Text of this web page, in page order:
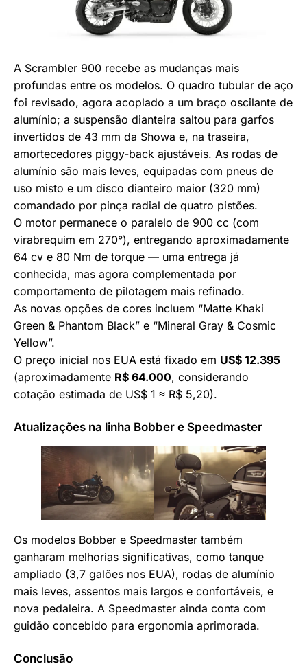
A Scrambler 900 recebe as mudanças mais
profundas entre os modelos. O quadro tubular de aço
foi revisado, agora acoplado a um braço oscilante de
alumínio; a suspensão dianteira saltou para garfos
invertidos de 43 mm da Showa e, na traseira,
amortecedores piggy-back ajustáveis. As rodas de
alumínio são mais leves, equipadas com pneus de
uso misto e um disco dianteiro maior (320 mm)
comandado por pinça radial de quatro pistões.
O motor permanece o paralelo de 900 cc (com
virabrequim em 270°), entregando aproximadamente
64 cv e 80 Nm de torque — uma entrega já
conhecida, mas agora complementada por
comportamento de pilotagem mais refinado.
As novas opções de cores incluem “Matte Khaki
Green & Phantom Black” e “Mineral Gray & Cosmic
Yellow”.
O preço inicial nos EUA está fixado em US$ 12.395
(aproximadamente R$ 64.000, considerando
cotação estimada de US$ 1 ≈ R$ 5,20).
Atualizações na linha Bobber e Speedmaster
Os modelos Bobber e Speedmaster também
ganharam melhorias significativas, como tanque
ampliado (3,7 galões nos EUA), rodas de alumínio
mais leves, assentos mais largos e confortáveis, e
nova pedaleira. A Speedmaster ainda conta com
guidão concebido para ergonomia aprimorada.
Conclusão